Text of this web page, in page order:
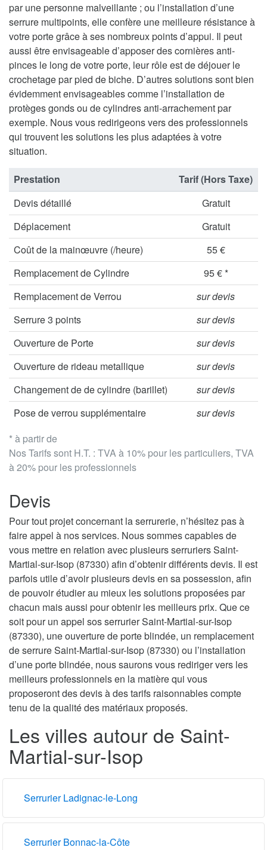
par une personne malveillante ; ou l’installation d’une
serrure multipoints, elle confère une meilleure résistance à
votre porte grâce à ses nombreux points d’appui. Il peut
aussi être envisageable d’apposer des cornières anti-
pinces le long de votre porte, leur rôle est de déjouer le
crochetage par pied de biche. D’autres solutions sont bien
évidemment envisageables comme l’installation de
protèges gonds ou de cylindres anti-arrachement par
exemple. Nous vous redirigeons vers des professionnels
qui trouvent les solutions les plus adaptées à votre
situation.
* à partir de
Nos Tarifs sont H.T. : TVA à 10% pour les particuliers, TVA
à 20% pour les professionnels
Prestation
Tarif (Hors Taxe)
Devis détaillé
Gratuit
Déplacement
Gratuit
Coût de la mainœuvre (/heure)
55 €
Remplacement de Cylindre
95 € *
Remplacement de Verrou
sur devis
Serrure 3 points
sur devis
Ouverture de Porte
sur devis
Ouverture de rideau metallique
sur devis
Changement de de cylindre (barillet)
sur devis
Pose de verrou supplémentaire
sur devis
Devis
Pour tout projet concernant la serrurerie, n’hésitez pas à
faire appel à nos services. Nous sommes capables de
vous mettre en relation avec plusieurs serruriers Saint-
Martial-sur-Isop (87330) afin d’obtenir différents devis. Il est
parfois utile d’avoir plusieurs devis en sa possession, afin
de pouvoir étudier au mieux les solutions proposées par
chacun mais aussi pour obtenir les meilleurs prix. Que ce
soit pour un appel sos serrurier Saint-Martial-sur-Isop
(87330), une ouverture de porte blindée, un remplacement
de serrure Saint-Martial-sur-Isop (87330) ou l’installation
d’une porte blindée, nous saurons vous rediriger vers les
meilleurs professionnels en la matière qui vous
proposeront des devis à des tarifs raisonnables compte
tenu de la qualité des matériaux proposés.
Les villes autour de Saint-
Martial-sur-Isop
Serrurier Ladignac-le-Long
Serrurier Bonnac-la-Côte